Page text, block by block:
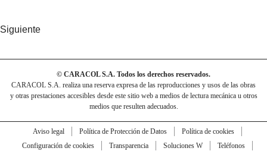
Siguiente
© CARACOL S.A. Todos los derechos reservados.
CARACOL S.A. realiza una reserva expresa de las reproducciones y usos de las obras
y otras prestaciones accesibles desde este sitio web a medios de lectura mecánica u otros
medios que resulten adecuados.
Aviso legal Política de Protección de Datos
Política de cookies
Configuración de cookies
Transparencia Soluciones W
Teléfonos